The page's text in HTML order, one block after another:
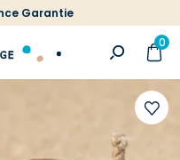
Garantie
0